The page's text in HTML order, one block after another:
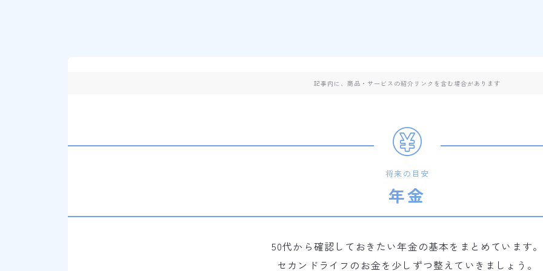
記事内に、商品・サービスの紹介リンクを含む場合があります
将来の目安
年金
50代から確認しておきたい年金の基本をまとめています。
セカンドライフのお金を少しずつ整えていきましょう。